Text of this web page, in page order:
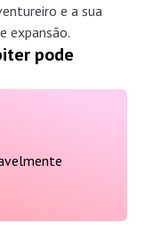
e a sua
expansão.
pode